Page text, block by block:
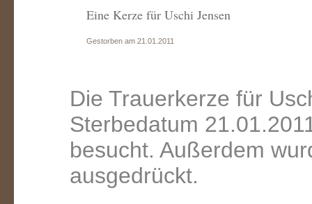
Eine Kerze für Uschi Jensen
Gestorben am 21.01.2011
Die Trauerkerze für
Sterbedatum
besucht. Außerdem
ausgedrückt.